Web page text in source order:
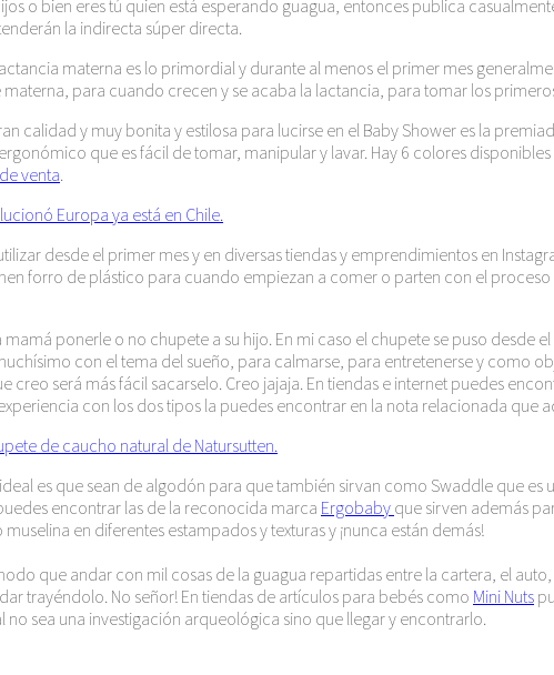
o bien eres tú quien está esperando guagua, entonces publica
la indirecta súper directa.
materna es lo primordial y durante al menos el primer mes
para cuando crecen y se acaba la lactancia, para tomar los
calidad y muy bonita y estilosa para lucirse en el Baby Shower es la
que es fácil de tomar, manipular y lavar. Hay 6 colores
venta.
Europa ya está en Chile.
desde el primer mes y en diversas tiendas y emprendimientos en
forro de plástico para cuando empiezan a comer o parten con el
ponerle o no chupete a su hijo. En mi caso el chupete se puso
con el tema del sueño, para calmarse, para entretenerse y como
creo será más fácil sacarselo. Creo jajaja. En tiendas e internet puedes
con los dos tipos la puedes encontrar en la nota relacionada que
de caucho natural de Natursutten.
es que sean de algodón para que también sirvan como Swaddle que
encontrar las de la reconocida marca Ergobaby que sirven además
en diferentes estampados y texturas y ¡nunca están demás!
que andar con mil cosas de la guagua repartidas entre la cartera, el
trayéndolo. No señor! En tiendas de artículos para bebés como Mini Nuts
sea una investigación arqueológica sino que llegar y encontrarlo.